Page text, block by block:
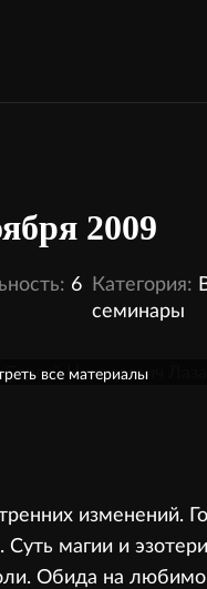
2009
6
Категория:
семинары
все материалы
изменений.
магии и
Обида на